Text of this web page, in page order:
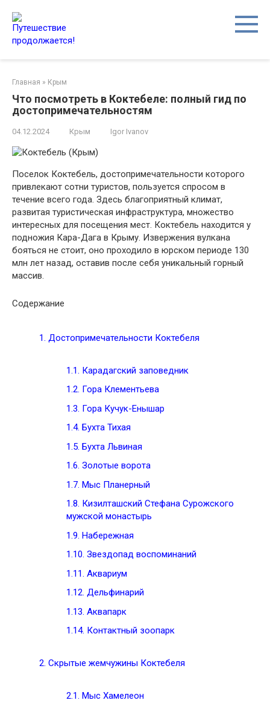
контенту
Главная » Крым
Что посмотреть в Коктебеле: полный гид по
достопримечательностям
04.12.2024 Крым Igor Ivanov
Поселок Коктебель, достопримечательности которого
привлекают сотни туристов, пользуется спросом в
течение всего года. Здесь благоприятный климат,
развитая туристическая инфраструктура, множество
интересных для посещения мест. Коктебель находится у
подножия Кара-Дага в Крыму. Извержения вулкана
бояться не стоит, оно проходило в юрском периоде 130
млн лет назад, оставив после себя уникальный горный
массив.
Содержание
1. Достопримечательности Коктебеля
1.1. Карадагский заповедник
1.2. Гора Клементьева
1.3. Гора Кучук-Енышар
1.4. Бухта Тихая
1.5. Бухта Львиная
1.6. Золотые ворота
1.7. Мыс Планерный
1.8. Кизилташский Стефана Сурожского
мужской монастырь
1.9. Набережная
1.10. Звездопад воспоминаний
1.11. Аквариум
1.12. Дельфинарий
1.13. Аквапарк
1.14. Контактный зоопарк
2. Скрытые жемчужины Коктебеля
2.1. Мыс Хамелеон